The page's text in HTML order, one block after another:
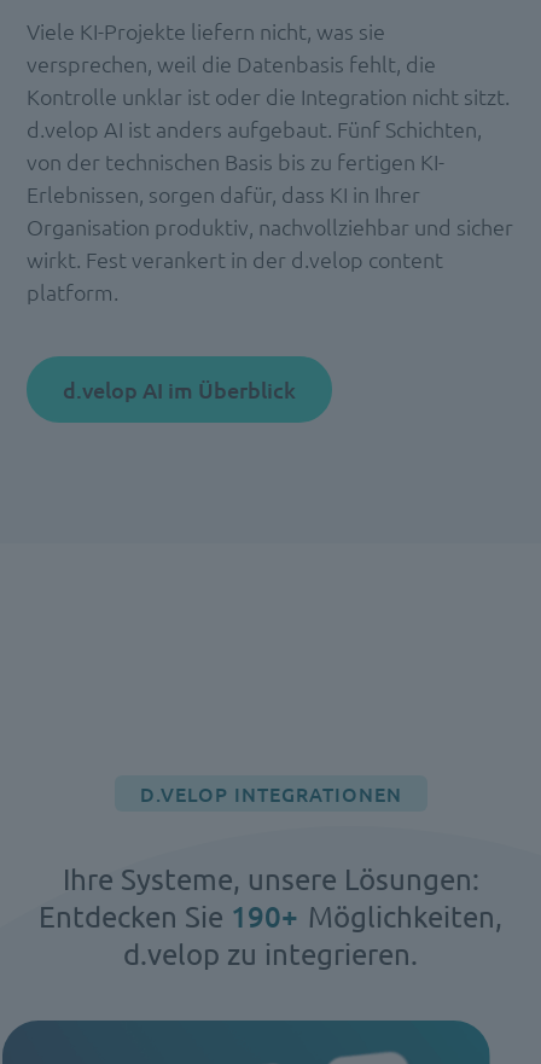
Viele KI-Projekte liefern nicht, was sie
versprechen, weil die Datenbasis fehlt, die
Kontrolle unklar ist oder die Integration nicht sitzt.
d.velop AI ist anders aufgebaut. Fünf Schichten,
von der technischen Basis bis zu fertigen KI-
Erlebnissen, sorgen dafür, dass KI in Ihrer
Organisation produktiv, nachvollziehbar und sicher
wirkt. Fest verankert in der d.velop content
platform.
d.velop AI im Überblick
D.VELOP INTEGRATIONEN
Ihre Systeme, unsere Lösungen:
Entdecken Sie 206+ Möglichkeiten,
d.velop zu integrieren.